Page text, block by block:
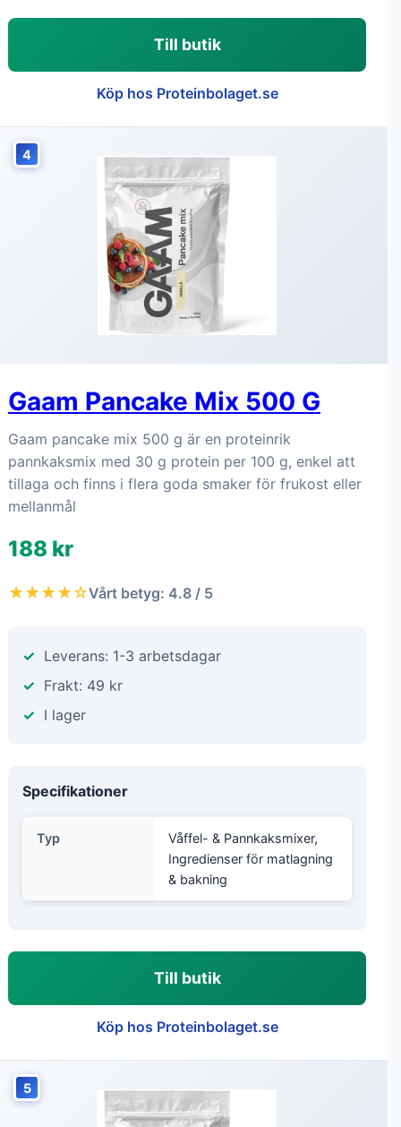
Till butik
Köp hos Proteinbolaget.se
4
Gaam Pancake Mix 500 G
Gaam pancake mix 500 g är en proteinrik
pannkaksmix med 30 g protein per 100 g, enkel att
tillaga och finns i flera goda smaker för frukost eller
mellanmål
188 kr
★★★★☆Vårt betyg: 4.8 / 5
Leverans: 1-3 arbetsdagar
Frakt: 49 kr
I lager
Specifikationer
Typ
Våffel- & Pannkaksmixer,
Ingredienser för matlagning
& bakning
Till butik
Köp hos Proteinbolaget.se
5